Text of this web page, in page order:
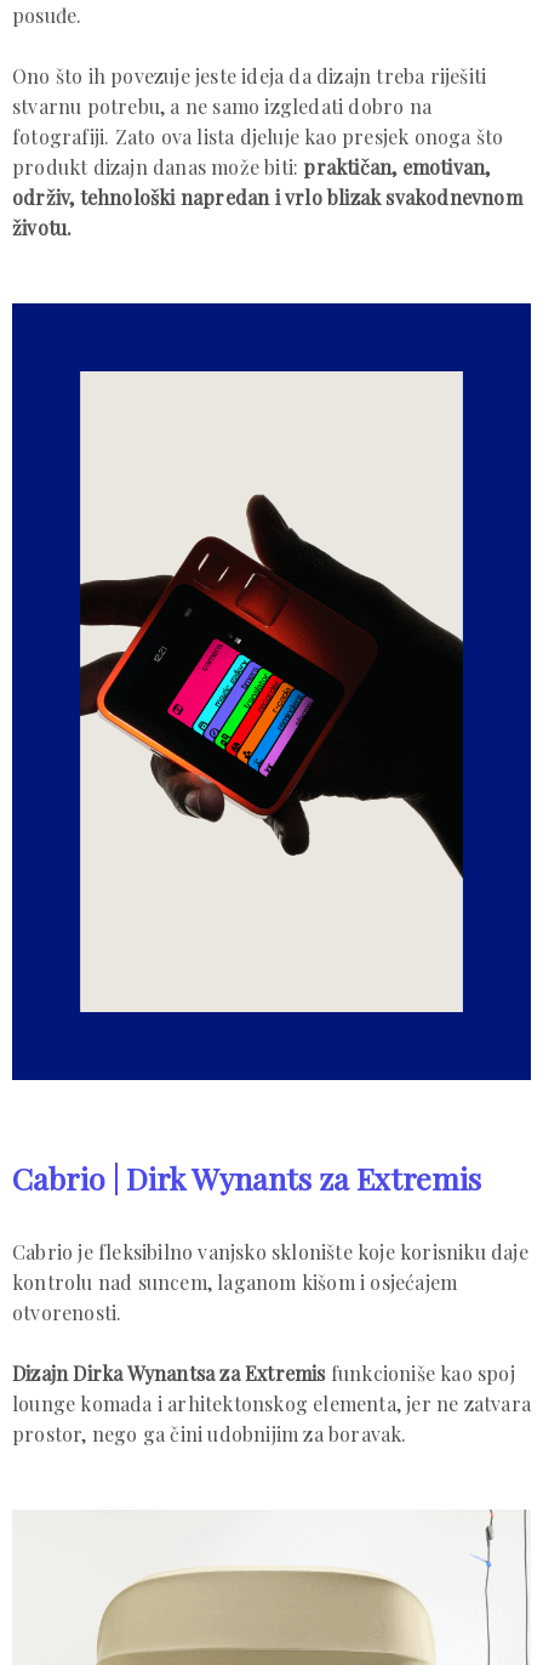
posuđe.
Ono što ih povezuje jeste ideja da dizajn treba riješiti
stvarnu potrebu, a ne samo izgledati dobro na
fotografiji. Zato ova lista djeluje kao presjek onoga što
produkt dizajn danas može biti: praktičan, emotivan,
održiv, tehnološki napredan i vrlo blizak svakodnevnom
životu.
Cabrio | Dirk Wynants za Extremis
Cabrio je fleksibilno vanjsko sklonište koje korisniku daje
kontrolu nad suncem, laganom kišom i osjećajem
otvorenosti.
Dizajn Dirka Wynantsa za Extremisfunkcioniše kao spoj
lounge komada i arhitektonskog elementa, jer ne zatvara
prostor, nego ga čini udobnijim za boravak.